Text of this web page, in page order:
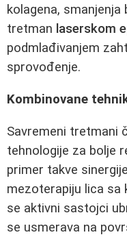
kolagena, smanjenja
tretman laserskom
podmlađivanjem
sprovođenje.
Kombinovane
Savremeni tretmani
tehnologije za bolje
primer takve
mezoterapiju lica sa
se aktivni sastojci
se usmerava na